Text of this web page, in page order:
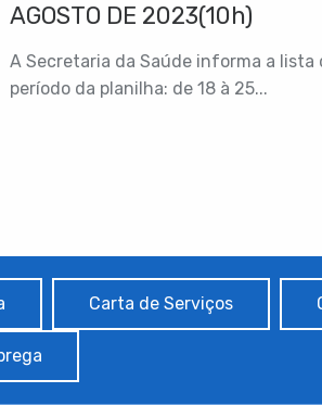
AGOSTO DE 2023(10h)
A Secretaria da Saúde informa a
período da planilha: de 18 à 25...
Carta de Serviços